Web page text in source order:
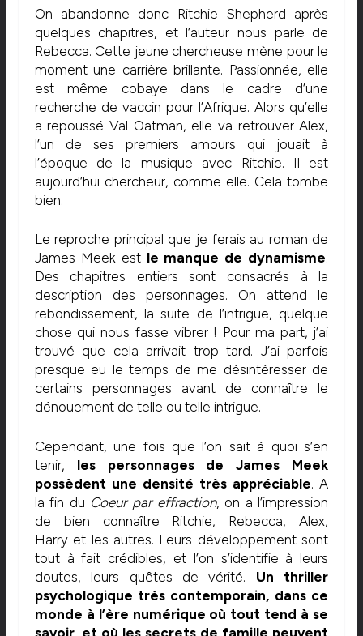
On abandonne donc Ritchie Shepherd après
quelques chapitres, et l’auteur nous parle de
Rebecca. Cette jeune chercheuse mène pour le
moment une carrière brillante. Passionnée, elle
est même cobaye dans le cadre d’une
recherche de vaccin pour l’Afrique. Alors qu’elle
a repoussé Val Oatman, elle va retrouver Alex,
l’un de ses premiers amours qui jouait à
l’époque de la musique avec Ritchie. Il est
aujourd’hui chercheur, comme elle. Cela tombe
bien.
Le reproche principal que je ferais au roman de
James Meek est le manque de dynamisme.
Des chapitres entiers sont consacrés à la
description des personnages. On attend le
rebondissement, la suite de l’intrigue, quelque
chose qui nous fasse vibrer ! Pour ma part, j’ai
trouvé que cela arrivait trop tard. J’ai parfois
presque eu le temps de me désintéresser de
certains personnages avant de connaître le
dénouement de telle ou telle intrigue.
Cependant, une fois que l’on sait à quoi s’en
tenir, les personnages de James Meek
possèdent une densité très appréciable. A
la fin du Coeur par effraction, on a l’impression
de bien connaître Ritchie, Rebecca, Alex,
Harry et les autres. Leurs développement sont
tout à fait crédibles, et l’on s’identifie à leurs
doutes, leurs quêtes de vérité. Un thriller
psychologique très contemporain, dans ce
monde à l’ère numérique où tout tend à se
savoir, et où les secrets de famille peuvent